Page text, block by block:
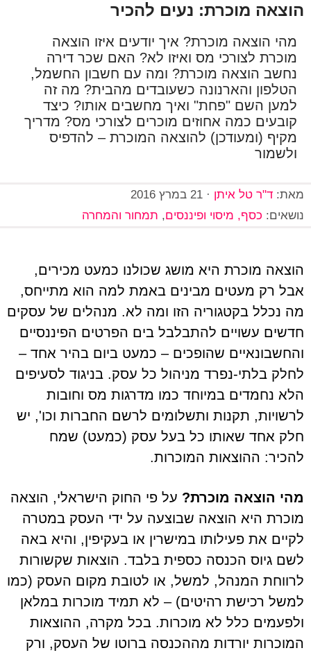
הוצאה מוכרת: נעים להכיר
מהי הוצאה מוכרת? איך יודעים איזו הוצאה
מוכרת לצורכי מס ואיזו לא? האם שכר דירה
נחשב הוצאה מוכרת? ומה עם חשבון החשמל,
הטלפון והארנונה כשעובדים מהבית? מה זה
למען השם "פחת" ואיך מחשבים אותו? כיצד
קובעים כמה אחוזים מוכרים לצורכי מס? מדריך
מקיף (ומעודכן) להוצאה המוכרת – להדפיס
ולשמור
מאת: ד"ר טל איתן· 21 במרץ 2016
נושאים: כסף, מיסוי ופיננסים, תמחור והמחרה
הוצאה מוכרת היא מושג שכולנו כמעט מכירים,
אבל רק מעטים מבינים באמת למה הוא מתייחס,
מה נכלל בקטגוריה הזו ומה לא. מנהלים של עסקים
חדשים עשויים להתבלבל בים הפרטים הפיננסיים
והחשבונאיים שהופכים – כמעט ביום בהיר אחד –
לחלק בלתי-נפרד מניהול כל עסק. בניגוד לסעיפים
הלא נחמדים במיוחד כמו מדרגות מס וחובות
לרשויות, תקנות ותשלומים לרשם החברות וכו', יש
חלק אחד שאותו כל בעל עסק (כמעט) שמח
להכיר: ההוצאות המוכרות.
מהי הוצאה מוכרת?על פי החוק הישראלי, הוצאה
מוכרת היא הוצאה שבוצעה על ידי העסק במטרה
לקיים את פעילותו במישרין או בעקיפין, והיא באה
לשם גיוס הכנסה כספית בלבד. הוצאות שקשורות
לרווחת המנהל, למשל, או לטובת מקום העסק (כמו
למשל רכישת רהיטים) – לא תמיד מוכרות במלאן
ולפעמים כלל לא מוכרות. בכל מקרה, ההוצאות
המוכרות יורדות מההכנסה ברוטו של העסק, ורק